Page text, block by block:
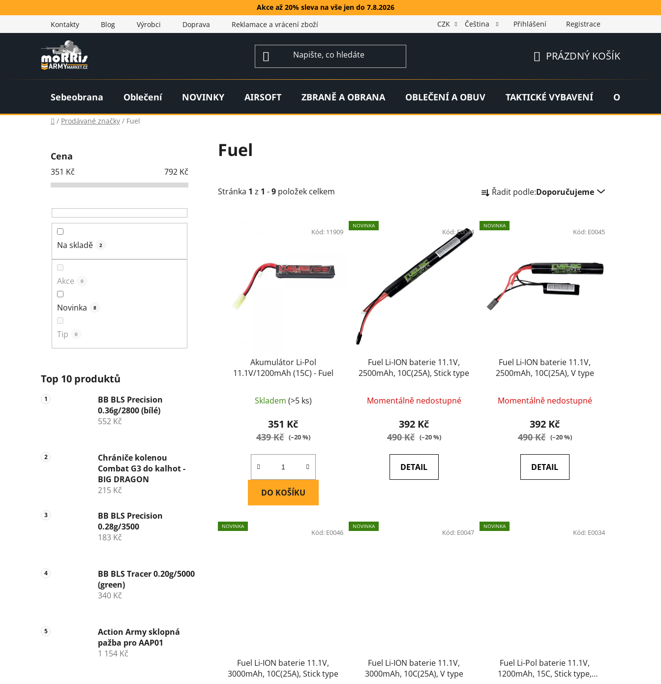
na
Akce až 20% sleva na vše jen do 7.8.2026
Kontakty
Blog Výrobci Doprava Reklamace a vrácení zboží CZK Čeština Přihlášení Registrace
KOŠÍK
PRÁZDNÝ KOŠÍK
Sebeobrana Oblečení NOVINKY AIRSOFT ZBRANĚ A OBRANA OBLEČENÍ A OBUV TAKTICKÉ VYBAVENÍ OUTDOOR
Domů
/ Prodávané značky / Fuel
Cena
351 Kč 792 Kč
Na skladě 2
Akce 0
Novinka 8
Tip 0
Top 10 produktů
BB BLS Precision
0.36g/2800 (bílé)
552 Kč
Chrániče kolenou
Combat G3 do kalhot -
BIG DRAGON
215 Kč
BB BLS Precision
0.28g/3500
183 Kč
BB BLS Tracer 0.20g/5000
(green)
340 Kč
Action Army sklopná
pažba pro AAP01
1 154 Kč
Fuel
Stránka 1 z 1 -9 položek celkem a
e
n
u
Řadit podle:Doporučujeme
Akumulátor Li-Pol
11.1V/1200mAh (15C) - Fuel
Skladem (>5 ks)
351 Kč
439 Kč (–20 %)
DO KOŠÍKU
Kód: 11909
NOVINKA
Fuel Li-ION baterie 11.1V,
2500mAh, 10C(25A), Stick type
Momentálně nedostupné
392 Kč
490 Kč (–20 %)
DETAIL
Kód:E0044
NOVINKA
Fuel Li-ION baterie 11.1V,
2500mAh, 10C(25A), V type
Momentálně nedostupné
392 Kč
490 Kč (–20 %)
DETAIL
Kód: E0045
NOVINKA
Fuel Li-ION baterie 11.1V,
3000mAh, 10C(25A), Stick type
Kód: E0046
NOVINKA
Fuel Li-ION baterie 11.1V,
3000mAh, 10C(25A), V type
Kód: E0047
NOVINKA
Fuel Li-Pol baterie 11.1V,
1200mAh, 15C, Stick type,
Kód: E0034